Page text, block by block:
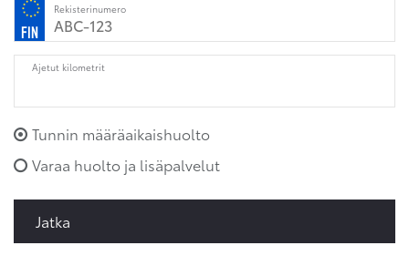
Rekisterinumero
Ajetut kilometrit
Tunnin määräaikaishuolto
Varaa huolto ja lisäpalvelut
Jatka